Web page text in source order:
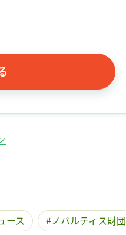
ース
ノバルティス財団
気に入りに保存するには
会員登録